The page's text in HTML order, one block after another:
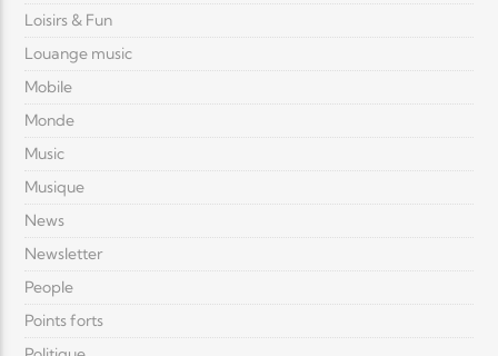
Loisirs & Fun
Louange music
Mobile
Monde
Music
Musique
News
Newsletter
People
Points forts